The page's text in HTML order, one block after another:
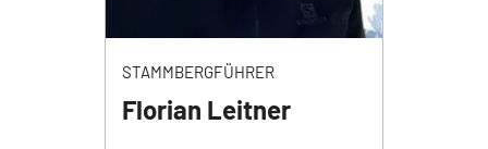
STAMMBERGFÜHRER
Florian Leitner